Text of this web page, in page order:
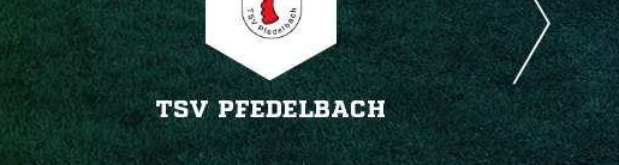
TSV PFEDELBACH